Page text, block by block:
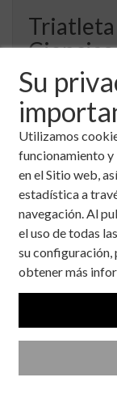
Su
Utilizamos
funcionamiento
en el Sitio web,
estadística a
navegación. Al
el uso de todas
su configuración,
obtener más
Triatleta
y el
Tema:
Categorías:
18 de
Fernando,
laActividad
deTriatlón y
Es profesor de
deportistas de
de la
Sus amplios
conferencias y
y el deporte.